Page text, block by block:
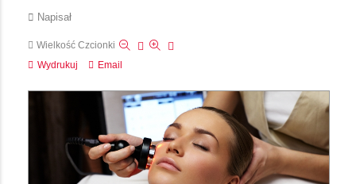
Napisał
Wielkość Czcionki
Wydrukuj
Email